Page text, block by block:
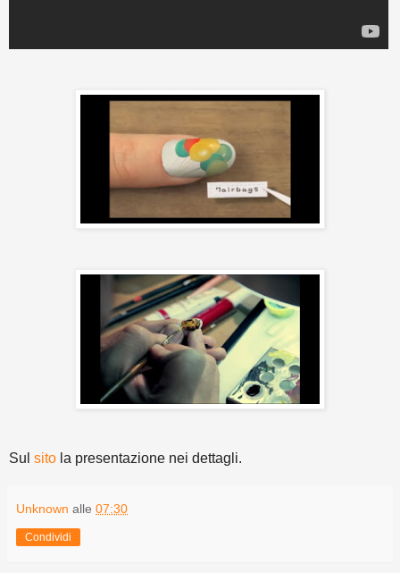
Sul sito la presentazione nei dettagli.
Unknown alle 07:30
Condividi